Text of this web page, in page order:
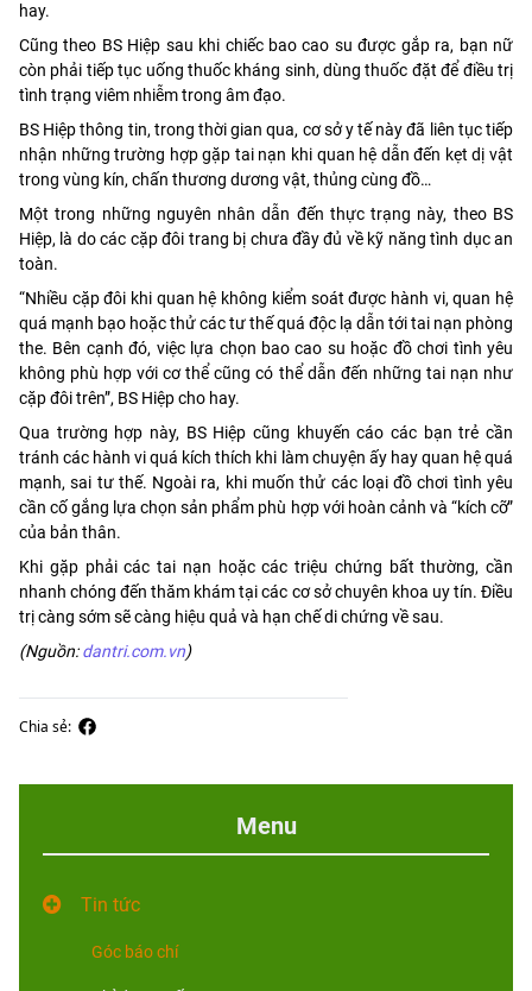
hay.
Cũng theo BS Hiệp sau khi chiếc bao cao su được gắp ra, bạn nữ
còn phải tiếp tục uống thuốc kháng sinh, dùng thuốc đặt để điều trị
tình trạng viêm nhiễm trong âm đạo.
BS Hiệp thông tin, trong thời gian qua, cơ sở y tế này đã liên tục tiếp
nhận những trường hợp gặp tai nạn khi quan hệ dẫn đến kẹt dị vật
trong vùng kín, chấn thương dương vật, thủng cùng đồ…
Một trong những nguyên nhân dẫn đến thực trạng này, theo BS
Hiệp, là do các cặp đôi trang bị chưa đầy đủ về kỹ năng tình dục an
toàn.
“Nhiều cặp đôi khi quan hệ không kiểm soát được hành vi, quan hệ
quá mạnh bạo hoặc thử các tư thế quá độc lạ dẫn tới tai nạn phòng
the. Bên cạnh đó, việc lựa chọn bao cao su hoặc đồ chơi tình yêu
không phù hợp với cơ thể cũng có thể dẫn đến những tai nạn như
cặp đôi trên”, BS Hiệp cho hay.
Qua trường hợp này, BS Hiệp cũng khuyến cáo các bạn trẻ cần
tránh các hành vi quá kích thích khi làm chuyện ấy hay quan hệ quá
mạnh, sai tư thế. Ngoài ra, khi muốn thử các loại đồ chơi tình yêu
cần cố gắng lựa chọn sản phẩm phù hợp với hoàn cảnh và “kích cỡ”
của bản thân.
Khi gặp phải các tai nạn hoặc các triệu chứng bất thường, cần
nhanh chóng đến thăm khám tại các cơ sở chuyên khoa uy tín. Điều
trị càng sớm sẽ càng hiệu quả và hạn chế di chứng về sau.
(Nguồn:dantri.com.vn)
Chia sẻ:
Menu
Tin tức
Góc báo chí